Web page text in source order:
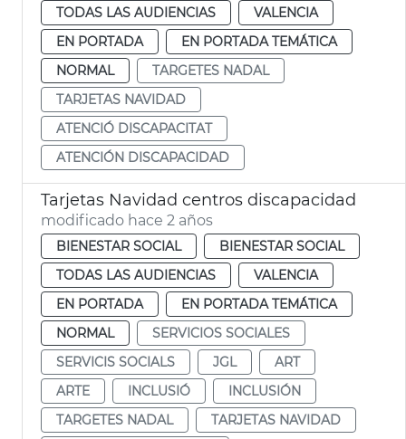
TODAS LAS AUDIENCIAS
VALENCIA
EN PORTADA
EN PORTADA TEMÁTICA
NORMAL
TARGETES NADAL
TARJETAS NAVIDAD
ATENCIÓ DISCAPACITAT
ATENCIÓN DISCAPACIDAD
Tarjetas Navidad centros discapacidad
modificado hace 2 años
BIENESTAR SOCIAL
BIENESTAR SOCIAL
TODAS LAS AUDIENCIAS
VALENCIA
EN PORTADA
EN PORTADA TEMÁTICA
NORMAL
SERVICIOS SOCIALES
SERVICIS SOCIALS
JGL
ART
ARTE
INCLUSIÓ
INCLUSIÓN
TARGETES NADAL
TARJETAS NAVIDAD